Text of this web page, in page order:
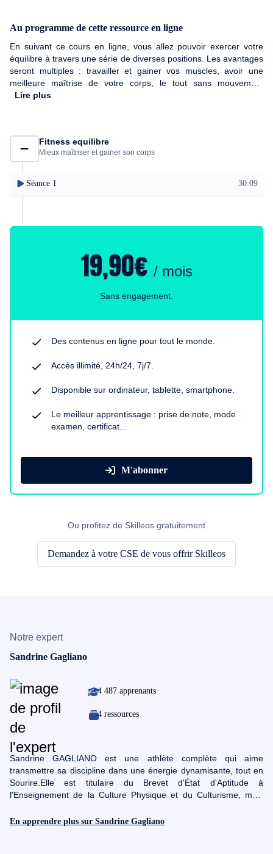
Au programme de cette ressource en ligne
En suivant ce cours en ligne, vous allez pouvoir exercer votre
équilibre à travers une série de diverses positions. Les avantages
seront multiples : travailler et gainer vos muscles, avoir une
meilleure maîtrise de votre corps, le tout sans mouvement
brusques.
Lire plus
Fitness equilibre
Mieux maîtriser et gainer son corps
Séance 1 30:09
19,90€ / mois
Sans engagement.
Des contenus en ligne pour tout le monde.
Accès illimité, 24h/24, 7j/7.
Disponible sur ordinateur, tablette, smartphone.
Le meilleur apprentissage : prise de note, mode
examen, certificat...
M'abonner
Ou profitez de Skilleos gratuitement
Demandez à votre CSE de vous offrir Skilleos
Notre expert
Sandrine Gagliano
4 487 apprenants
4 ressources
Sandrine GAGLIANO est une athlète complète qui aime
transmettre sa discipline dans une énergie dynamisante, tout en
Sourire.Elle est titulaire du Brevet d'État d'Aptitude à
l'Enseignement de la Culture Physique et du Culturisme, mais
Sportive.Gymnaste de haut niveau, elle présente un palmarès
En apprendre plus sur Sandrine Gagliano